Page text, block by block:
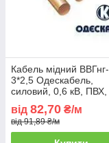
Кабель мідний
3*2,5 Одескабель,
силовий, 0,6 кВ, ПВХ,
зниженої горючості
від 82,70 ₴/м
від 91,89 ₴/м